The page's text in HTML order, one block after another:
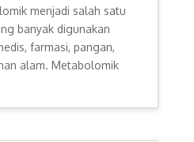
menjadi salah satu
banyak digunakan
farmasi, pangan,
alam. Metabolomik